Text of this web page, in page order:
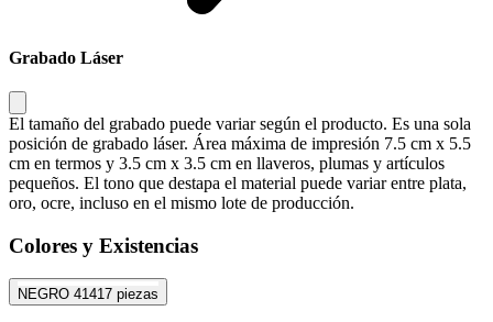
Grabado Láser
El tamaño del grabado puede variar según el producto. Es una sola
posición de grabado láser. Área máxima de impresión 7.5 cm x 5.5
cm en termos y 3.5 cm x 3.5 cm en llaveros, plumas y artículos
pequeños. El tono que destapa el material puede variar entre plata,
oro, ocre, incluso en el mismo lote de producción.
Colores y Existencias
NEGRO 41417 piezas